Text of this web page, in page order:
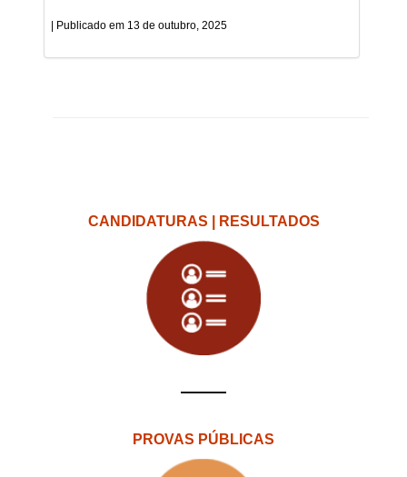
13 de outubro, 2025
CANDIDATURAS | RESULTADOS
PROVAS PÚBLICAS